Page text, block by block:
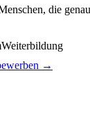
die
Weiterbildung
→